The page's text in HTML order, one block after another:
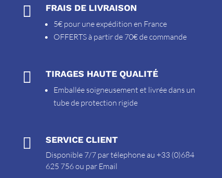
 FRAIS DE LIVRAISON
5€ pour une expédition en France
OFFERTS à partir de 70€ de commande
 TIRAGES HAUTE QUALITÉ
Emballée soigneusement et livrée dans un
tube de protection rigide
 SERVICE CLIENT
Disponible 7/7 par télephone au +33 (0)684
625 756 ou par Email